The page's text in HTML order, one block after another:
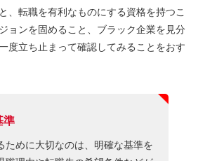
、転職を有利なものにする資格を持つこ
ョンを固めること、ブラック企業を見分
度立ち止まって確認してみることをおす
準
ために大切なのは、明確な基準を